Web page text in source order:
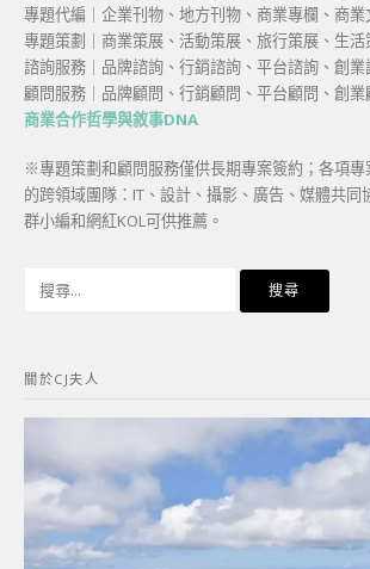
專題代編｜企業刊物、地方刊物、商業專欄、商業
專題策劃｜商業策展、活動策展、旅行策展、生活
諮詢服務｜品牌諮詢、行銷諮詢、平台諮詢、創業
顧問服務｜品牌顧問、行銷顧問、平台顧問、創業
商業合作哲學與敘事DNA
※專題策劃和顧問服務僅供長期專案簽約；各項
的跨領域團隊：IT、設計、攝影、廣告、媒體共同
群小編和網紅KOL可供推薦。
字:
關於CJ夫人